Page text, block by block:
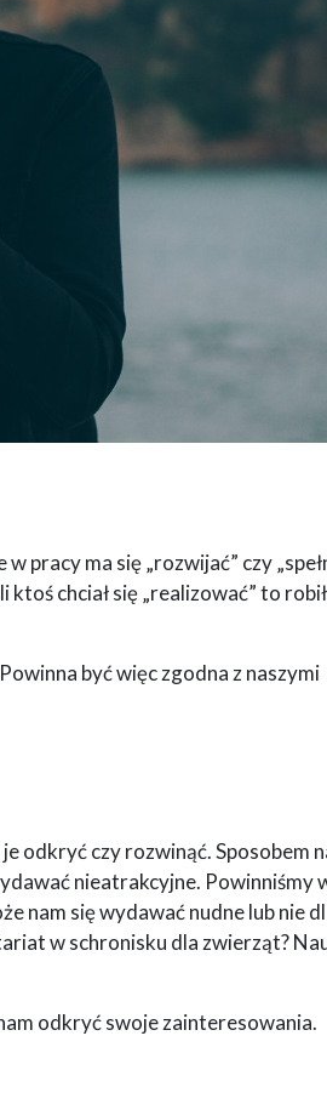
pracy ma się „rozwijać” czy
ktoś chciał się „realizować” to
być więc zgodna z naszymi
odkryć czy rozwinąć. Sposobem
nieatrakcyjne. Powinniśmy
nam się wydawać nudne lub nie
w schronisku dla zwierząt?
odkryć swoje zainteresowania.